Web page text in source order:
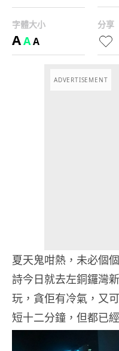
字體大小
AAA
分享
ADVERTISEMENT
夏天鬼咁熱，未必個
詩今日就去左銅鑼灣
玩，貪佢有冷氣，又
短十二分鐘，但都已